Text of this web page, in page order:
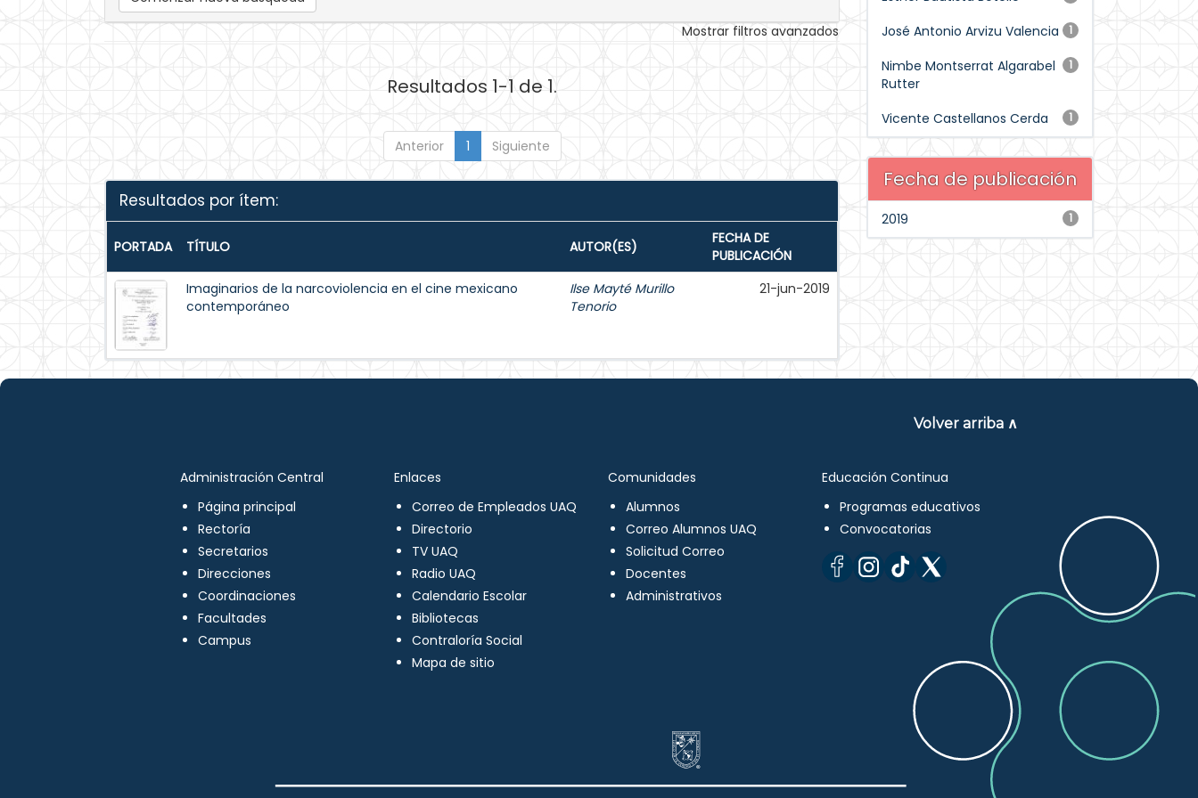
Mostrar filtros avanzados
Resultados 1-1 de 1.
Anterior 1 Siguiente
Resultados por ítem:
PORTADA TÍTULO AUTOR(ES)
FECHA DE
PUBLICACIÓN
Imaginarios de la narcoviolencia en el cine mexicano
contemporáneo
Ilse Mayté Murillo
Tenorio
21-jun-2019
1
José Antonio Arvizu Valencia
1
Nimbe Montserrat Algarabel
Rutter
1
Vicente Castellanos Cerda
Fecha de publicación
1
2019
Volver arriba ∧
Administración Central
Página principal
Rectoría
Secretarios
Direcciones
Coordinaciones
Facultades
Campus
Enlaces
Correo de Empleados UAQ
Directorio
TV UAQ
Radio UAQ
Calendario Escolar
Bibliotecas
Contraloría Social
Mapa de sitio
Comunidades
Alumnos
Correo Alumnos UAQ
Solicitud Correo
Docentes
Administrativos
Educación Continua
Programas educativos
Convocatorias